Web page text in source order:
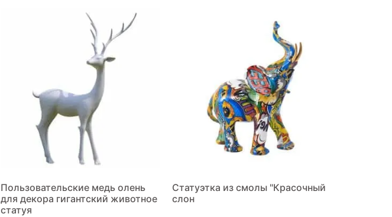
Пользовательские медь олень
для декора гигантский животное
статуя
Статуэтка из смолы "Красочный
слон